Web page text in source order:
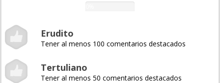
Erudito
Tener al menos 100 comentarios destacados
Tertuliano
Tener al menos 50 comentarios destacados